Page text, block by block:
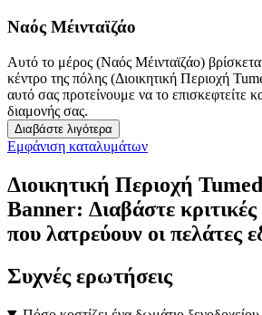
Ναός Μέινταϊζάο
Αυτό το μέρος (Ναός Μέινταϊζάο)
κέντρο της πόλης (Διοικητική Περιοχή
αυτό σας προτείνουμε να το επισκεφτείτε
διαμονής σας.
Διαβάστε λιγότερα
Εμφάνιση καταλυμάτων
Διοικητική Περιοχή
Banner: Διαβάστε κριτικές
που λατρεύουν οι πελάτες
Συχνές ερωτήσεις